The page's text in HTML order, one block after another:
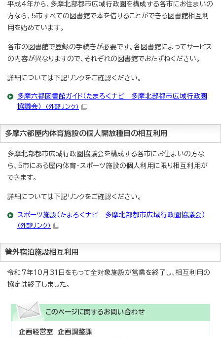
平成4年から、多摩北部都市広域行政圏を構成する各市にお住まいの
方なら、5市すべての図書館で本を借りることができる図書館相互利
用を始めています。
各市の図書館で登録の手続きが必要です。各図書館によってサービス
の内容が異なりますので、それぞれの図書館でおたずねください。
詳細については下記リンクをご確認ください。
多摩六都図書館ガイド（たまろくナビ 多摩北部都市広域行政圏
協議会）
（外部リンク）
多摩六都屋内体育施設の個人開放種目の相互利用
多摩北部都市広域行政圏協議会を構成する各市にお住まいの方な
ら、5市にある屋内体育・スポーツ施設の個人利用に限り相互利用が
できます。
詳細については下記リンクをご確認ください。
スポーツ施設（たまろくナビ 多摩北部都市広域行政圏協議会）
（外部リンク）
管外宿泊施設相互利用
令和7年10月31日をもって全対象施設が営業を終了し、相互利用の
協定は終了しました。
このページに関するお問い合わせ
企画経営室 企画調整課